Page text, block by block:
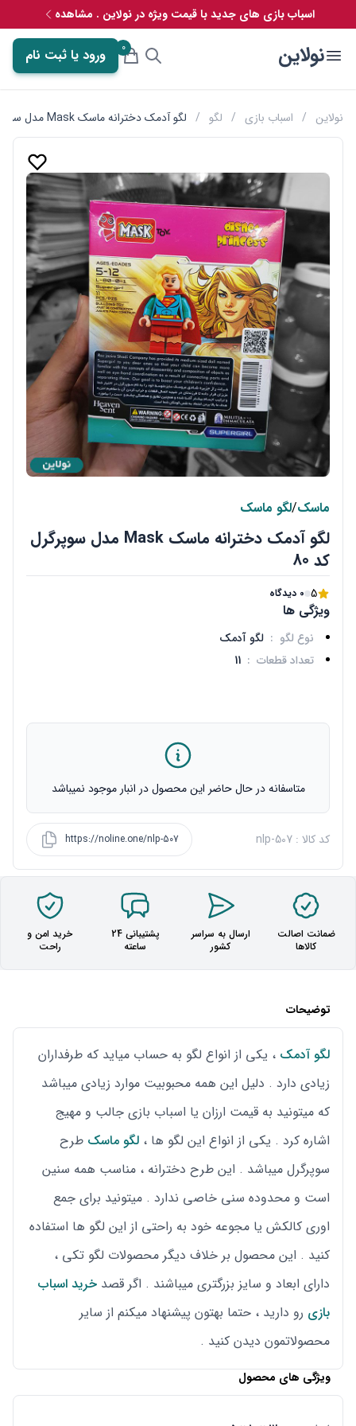
اسباب بازی های جدید با قیمت ویژه در نولاین . مشاهده
نولاین 0 ورود یا ثبت نام
نولاین / اسباب بازی / لگو / لگو آدمک دخترانه ماسک Mask مدل سوپرگرل کد 80
ماسک/لگو ماسک
لگو آدمک دخترانه ماسک Mask مدل سوپرگرل
کد 80
5 0 دیدگاه
ویژگی ها
نوع لگو : لگو آدمک
تعداد قطعات :
11
متاسفانه در حال حاضر این محصول در انبار موجود نمیباشد
کد کالا : nlp-507 https://noline.one/nlp-507
ضمانت اصالت
کالاها
ارسال به سراسر
کشور
پشتیبانی 24
ساعته
خرید امن و
راحت
توضیحات
لگو آدمک ، یکی از انواع لگو به حساب میاید که طرفداران
زیادی دارد . دلیل این همه محبوبیت موارد زیادی میباشد
که میتونید به قیمت ارزان یا اسباب بازی جالب و مهیج
اشاره کرد . یکی از انواع این لگو ها ، لگو ماسک طرح
سوپرگرل میباشد . این طرح دخترانه ، مناسب همه سنین
است و محدوده سنی خاصی ندارد . میتونید برای جمع
اوری کالکش یا مجوعه خود به راحتی از این لگو ها استفاده
کنید . این محصول بر خلاف دیگر محصولات لگو تکی ،
دارای ابعاد و سایز بزرگتری میباشند . اگر قصد خرید اسباب
بازی رو دارید ، حتما بهتون پیشنهاد میکنم از سایر
محصولاتمون دیدن کنید .
ویژگی های محصول